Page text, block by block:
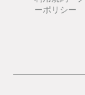
ーポリシー